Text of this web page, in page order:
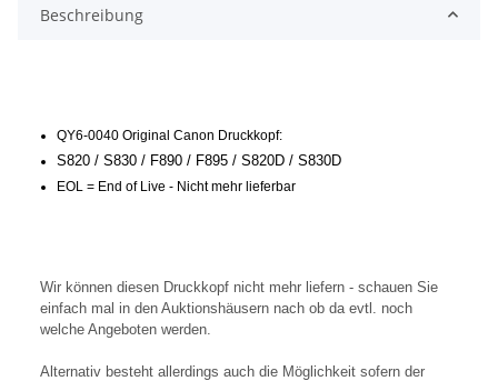
Beschreibung
QY6-0040 Original Canon Druckkopf:
S820 / S830 / F890 / F895 / S820D / S830D
EOL = End of Live - Nicht mehr lieferbar
Wir können diesen Druckkopf nicht mehr liefern - schauen Sie
einfach mal in den Auktionshäusern nach ob da evtl. noch
welche Angeboten werden.
Alternativ besteht allerdings auch die Möglichkeit sofern der